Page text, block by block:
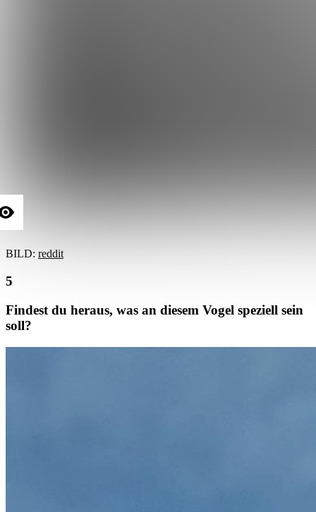
BILD: reddit
Findest du heraus, was an diesem Vogel speziell sein
soll?